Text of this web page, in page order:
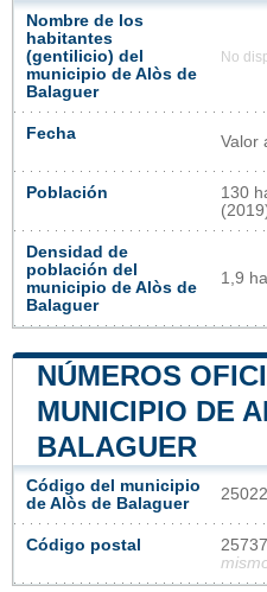
Nombre de los
habitantes
(gentilicio) del
municipio de Alòs de
Balaguer
No
Fecha Valor
Población
130
Densidad de
población del
municipio de Alòs de
Balaguer
1,9
NÚMEROS
MUNICIPIO DE
BALAGUER
Código del municipio
de Alòs de Balaguer
25022
Código postal 25737